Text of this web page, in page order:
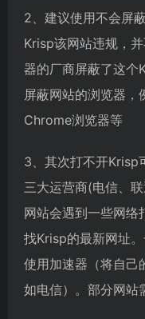
2、建议使用不会屏
Krisp该网站违规，
器的厂商屏蔽了这个
屏蔽网站的浏览器，
Chrome浏览器等
3、其次打不开Krisp
三大运营商(电信、
网站会遇到一些网络
找Krisp的最新网址
使用加速器（将自己
如电信）。部分网站